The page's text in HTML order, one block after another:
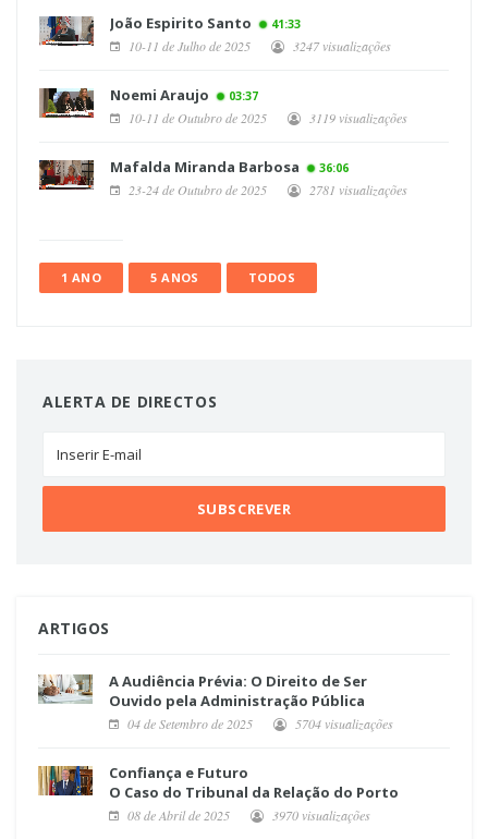
João Espirito Santo 41:33
10-11 de Julho de 2025 3247 visualizações
Noemi Araujo 03:37
10-11 de Outubro de 2025 3119 visualizações
Mafalda Miranda Barbosa 36:06
23-24 de Outubro de 2025 2781 visualizações
1 ANO 5 ANOS TODOS
ALERTA DE DIRECTOS
ARTIGOS
A Audiência Prévia: O Direito de Ser
Ouvido pela Administração Pública
04 de Setembro de 2025 5704 visualizações
Confiança e Futuro
O Caso do Tribunal da Relação do Porto
08 de Abril de 2025 3970 visualizações